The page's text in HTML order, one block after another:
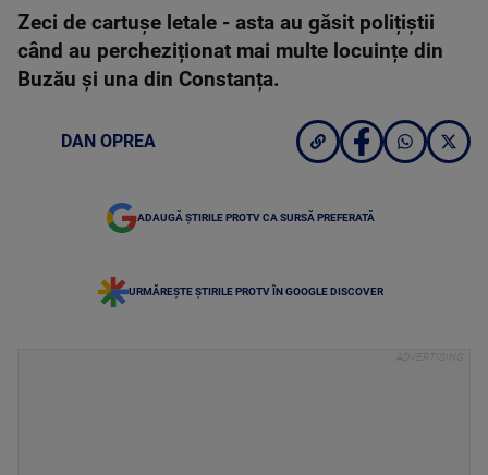
Zeci de cartușe letale - asta au găsit polițiștii
când au percheziționat mai multe locuințe din
Buzău și una din Constanța.
DAN OPREA
ADAUGĂ ȘTIRILE PROTV CA SURSĂ PREFERATĂ
URMĂREȘTE ȘTIRILE PROTV ÎN GOOGLE DISCOVER